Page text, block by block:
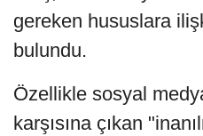
gereken hususlara
bulundu.
Özellikle sosyal
karşısına çıkan